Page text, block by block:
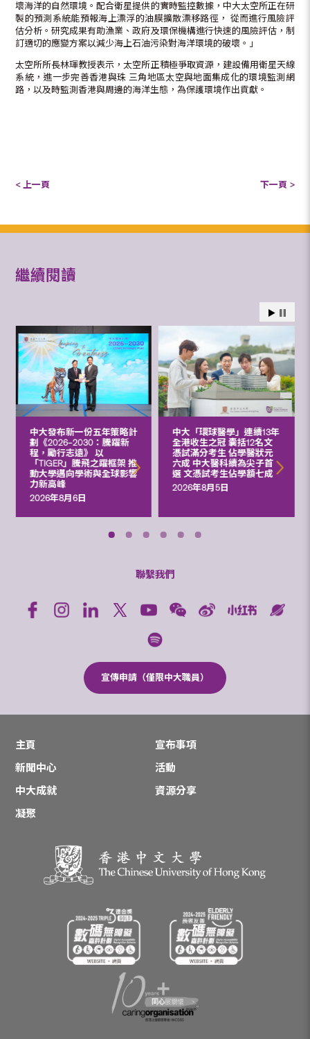
壞海洋的自然環境。配合衛星提供的實時監控數據，中大太空所正在研
製的預測系統能預報海上漂浮的油膜擴散漂移路徑， 從而進行風險評
估分析。研究成果有助漁業、政府及環保機構進行快速的風險評估，制
訂適切的應變方案以減少海上石油污染對海洋環境的破壞。」
太空所所長林琿教授表示，太空所正積極爭取資源，建設備用衛星天線
系統，進一步完善香港與珠 三角地區太空與地面集成化的環境監測網
路，以及時監測香港與周邊的海洋生態，為保護環境作出貢獻。
< 上一頁 下一頁 >
繼續閱讀
中大發布新一份五年策略計
劃《2026‒2030：騰躍新
程，勵行志遠》 以
「TIGER」騰飛之躍框架 推
動大學邁向學術與全球影響
力新高峰
2026年8月6日
中大「環球醫學」連續13年
全港收生之冠 囊括12名文
憑試滿分考生 佔學醫狀元
六成 中大醫科續為尖子首
選 文憑試考生佔學額七成
2026年8月5日
聯繫我們
宣傳申請（僅限中大職員）
主頁
宣布事項
新聞中心
活動
中大成就
資源分享
凝聚